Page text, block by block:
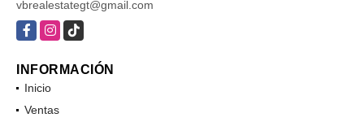
EMAIL
vbrealestategt@gmail.com
INFORMACIÓN
Inicio